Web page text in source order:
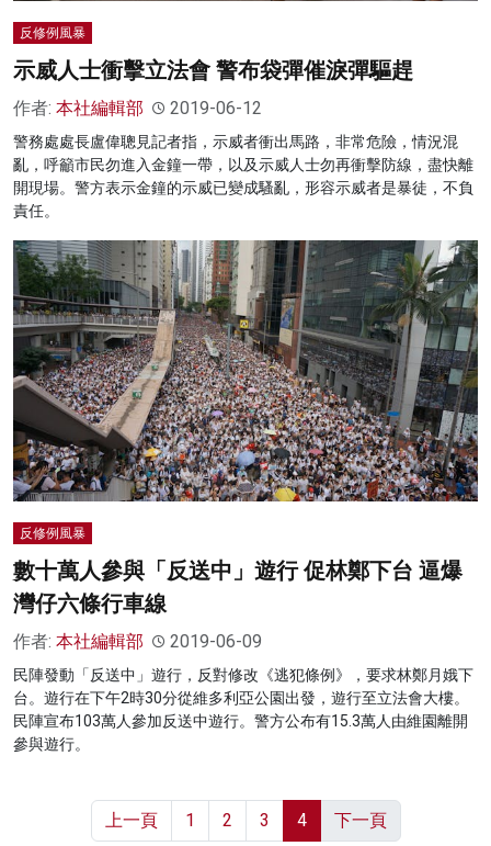
反修例風暴
示威人士衝擊立法會 警布袋彈催淚彈驅趕
作者: 本社編輯部 2019-06-12
警務處處長盧偉聰見記者指，示威者衝出馬路，非常危險，情況混
亂，呼籲市民勿進入金鐘一帶，以及示威人士勿再衝擊防線，盡快離
開現場。警方表示金鐘的示威已變成騷亂，形容示威者是暴徒，不負
責任。
反修例風暴
數十萬人參與「反送中」遊行 促林鄭下台 逼爆
灣仔六條行車線
作者: 本社編輯部 2019-06-09
民陣發動「反送中」遊行，反對修改《逃犯條例》，要求林鄭月娥下
台。遊行在下午2時30分從維多利亞公園出發，遊行至立法會大樓。
民陣宣布103萬人參加反送中遊行。警方公布有15.3萬人由維園離開
參與遊行。
上一頁 1 2 3 4 下一頁